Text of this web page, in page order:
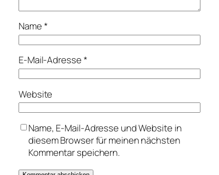
Name*
E-Mail-Adresse*
Website
Name, E-Mail-Adresse und Website in
diesem Browser für meinen nächsten
Kommentar speichern.